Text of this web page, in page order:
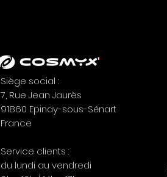
EUROSATORY 2026 :
RETOUR SUR NOS TEMPS
FORTS
Siège social :
7, Rue Jean Jaurès
91860 Epinay-sous-Sénart
France
Service clients :
du lundi au vendredi